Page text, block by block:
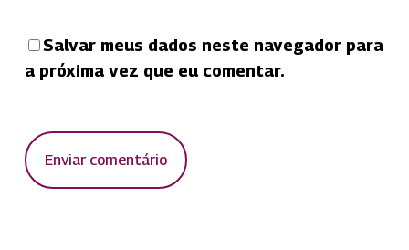
Salvar meus dados neste navegador para
a próxima vez que eu comentar.